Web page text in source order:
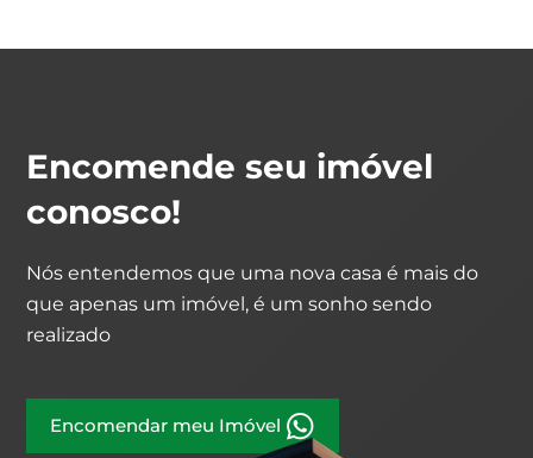
Encomende seu imóvel
conosco!
Nós entendemos que uma nova casa é mais do
que apenas um imóvel, é um sonho sendo
realizado
Encomendar meu Imóvel